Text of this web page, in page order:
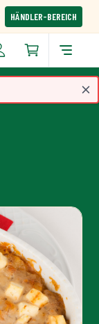
HÄNDLER-BEREICH